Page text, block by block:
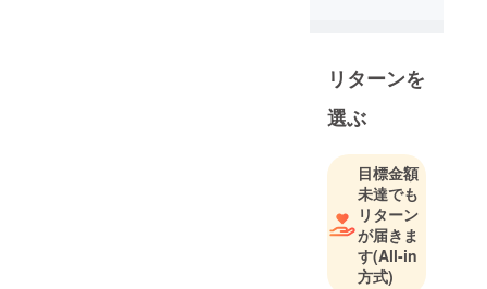
リターンを
選ぶ
目標金額
未達でも
リターン
が届きま
す(All-in
方式)